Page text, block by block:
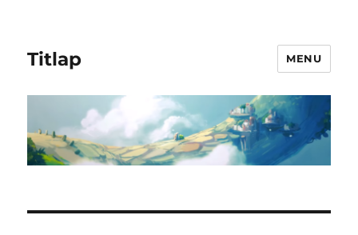
Titlap MENU